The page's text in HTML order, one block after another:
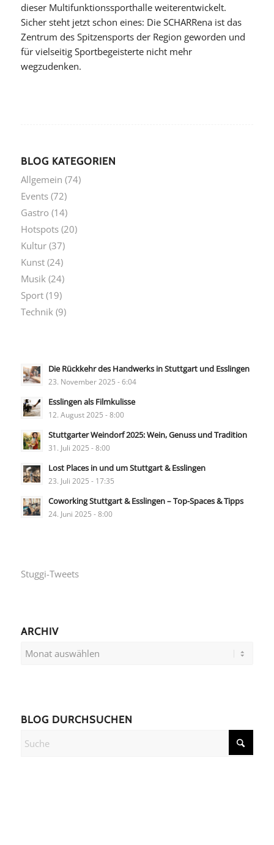
dieser Multifunktionssporthalle weiterentwickelt.
Sicher steht jetzt schon eines: Die SCHARRena ist das
Zentrum des Spitzensports der Region geworden und
für vielseitig Sportbegeisterte nicht mehr
wegzudenken.
BLOG KATEGORIEN
Allgemein (74)
Events(72)
Gastro (14)
Hotspots(20)
Kultur(37)
Kunst(24)
Musik (24)
Sport(19)
Technik (9)
Die Rückkehr des Handwerks in Stuttgart und Esslingen
23. November 2025 - 6:04
Esslingen als Filmkulisse
12. August 2025 - 8:00
Stuttgarter Weindorf 2025: Wein, Genuss und Tradition
31. Juli 2025 - 8:00
Lost Places in und um Stuttgart & Esslingen
23. Juli 2025 - 17:35
Coworking Stuttgart & Esslingen – Top-Spaces & Tipps
24. Juni 2025 - 8:00
Stuggi-Tweets
ARCHIV
BLOG DURCHSUCHEN